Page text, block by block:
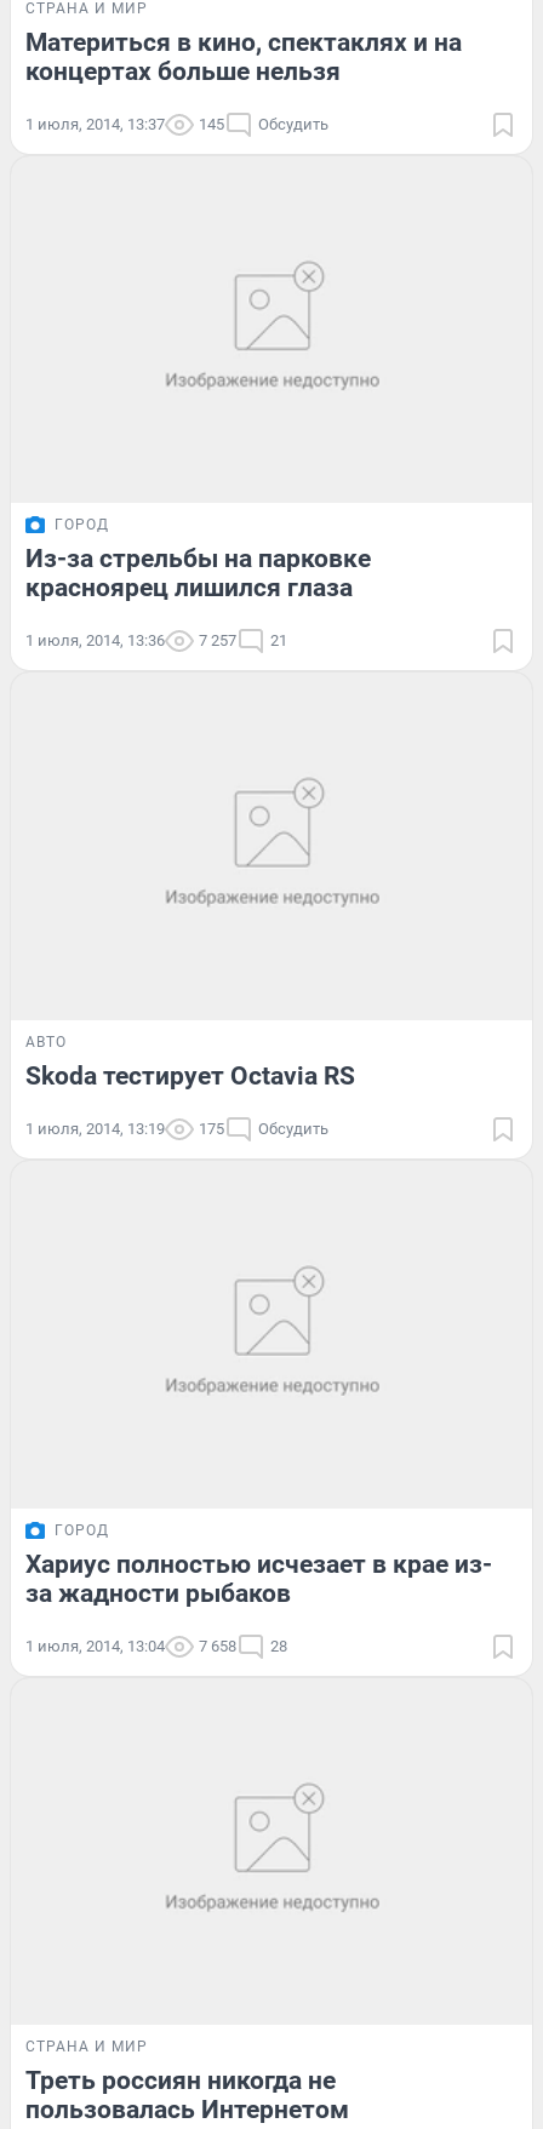
СТРАНА И МИР
Материться в кино, спектаклях и на
концертах больше нельзя
1 июля, 2014, 13:37 145 Обсудить
ГОРОД
Из-за стрельбы на парковке
красноярец лишился глаза
1 июля, 2014, 13:36 7 257 21
АВТО
Skoda тестирует Octavia RS
1 июля, 2014, 13:19 175 Обсудить
ГОРОД
Хариус полностью исчезает в крае из-
за жадности рыбаков
1 июля, 2014, 13:04 7 658 28
СТРАНА И МИР
Треть россиян никогда не
пользовалась Интернетом